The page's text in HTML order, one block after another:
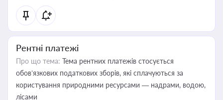
Рентні платежі
Про що тема: Тема рентних платежів стосується
обов’язкових податкових зборів, які сплачуються за
користування природними ресурсами — надрами, водою,
лісами